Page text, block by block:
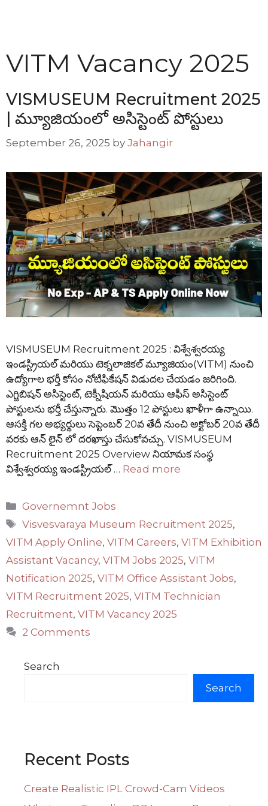
VITM Vacancy 2025
VISMUSEUM Recruitment 2025
| మ్యూజియంలో అసిస్టెంట్ పోస్టులు
September 26, 2025 by Jahangir
VISMUSEUM Recruitment 2025 : విశ్వేశ్వరయ్య
ఇండస్ట్రియల్ మరియు టెక్నలాజికల్ మ్యూజియం(VITM) నుంచి
ఉద్యోగాల భర్తీ కోసం నోటిఫికేషన్ విడుదల చేయడం జరిగింది.
ఎగ్జిబిషన్ అసిస్టెంట్, టెక్నీషియన్ మరియు ఆఫీస్ అసిస్టెంట్
పోస్టులను భర్తీ చేస్తున్నారు. మొత్తం 12 పోస్టులు ఖాళీగా ఉన్నాయి.
ఆసక్తి గల అభ్యర్థులు సెప్టెంబర్ 20వ తేదీ నుంచి అక్టోబర్ 20వ తేదీ
వరకు ఆన్ లైన్ లో దరఖాస్తు చేసుకోవచ్చు. VISMUSEUM
Recruitment 2025 Overview నియామక సంస్థ
విశ్వేశ్వరయ్య ఇండస్ట్రియల్ … Read more
Categories
Governemnt Jobs
Tags
Visvesvaraya Museum Recruitment 2025,
VITM Apply Online, VITM Careers, VITM Exhibition
Assistant Vacancy, VITM Jobs 2025, VITM
Notification 2025, VITM Office Assistant Jobs,
VITM Recruitment 2025, VITM Technician
Recruitment, VITM Vacancy 2025
2 Comments
Search
Search
Recent Posts
Create Realistic IPL Crowd-Cam Videos